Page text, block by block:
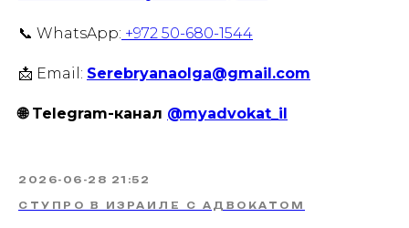
📞 WhatsApp: +972 50-680-1544
📩 Email: Serebryanaolga@gmail.com
🌐 Telegram-канал @myadvokat_il
2026-06-28 21:52
СТУПРО В ИЗРАИЛЕ С АДВОКАТОМ